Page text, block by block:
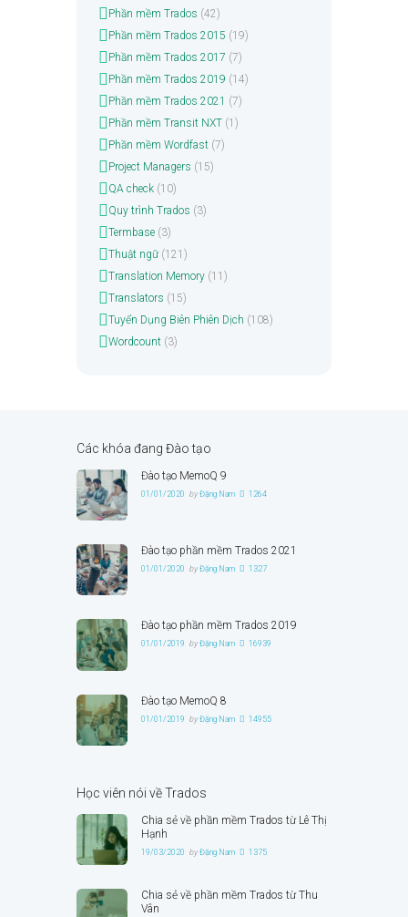
Phần mềm Trados (42)
Phần mềm Trados 2015 (19)
Phần mềm Trados 2017 (7)
Phần mềm Trados 2019 (14)
Phần mềm Trados 2021 (7)
Phần mềm Transit NXT(1)
Phần mềm Wordfast(7)
Project Managers (15)
QA check(10)
Quy trình Trados (3)
Termbase(3)
Thuật ngữ(121)
Translation Memory(11)
Translators (15)
Tuyển Dụng Biên Phiên Dịch (108)
Wordcount(3)
Các khóa đang Đào tạo
Đào tạo MemoQ 9
01/01/2020 byĐặng Nam 1264
Đào tạo phần mềm Trados 2021
01/01/2020 byĐặng Nam 1327
Đào tạo phần mềm Trados 2019
01/01/2019 byĐặng Nam 16939
Đào tạo MemoQ 8
01/01/2019 byĐặng Nam 14955
Học viên nói về Trados
Chia sẻ về phần mềm Trados từ Lê Thị
Hạnh
19/03/2020 byĐặng Nam 1375
Chia sẻ về phần mềm Trados từ Thu
Vân